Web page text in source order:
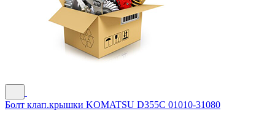
Болт клап.крышки KOMATSU D355C 01010-31080